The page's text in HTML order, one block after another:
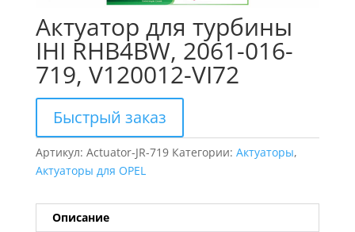
Актуатор для турбины
IHI RHB4BW, 2061-016-
719, V120012-VI72
Быстрый заказ
Артикул: Actuator-JR-719 Категории: Актуаторы,
Актуаторы для OPEL
Описание